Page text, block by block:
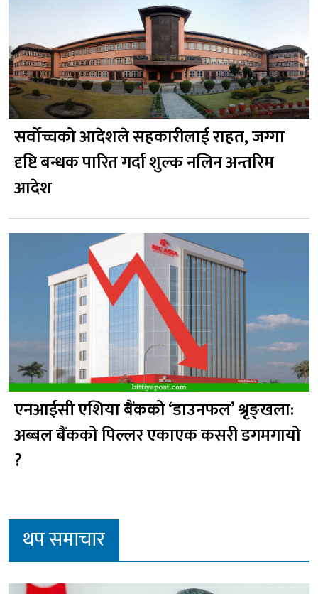
सर्वोच्चको आदेशले सहकारीलाई राहत, जग्गा
दृष्टि बन्धक पारित गर्दा शुल्क नलिन अन्तरिम
आदेश
एनआईसी एशिया बैंकको ‘डाउनफल’ श्रृङ्खला:
अब्बल बैंकको पिल्लर एकाएक कसरी डगमगायो
?
थप समाचार